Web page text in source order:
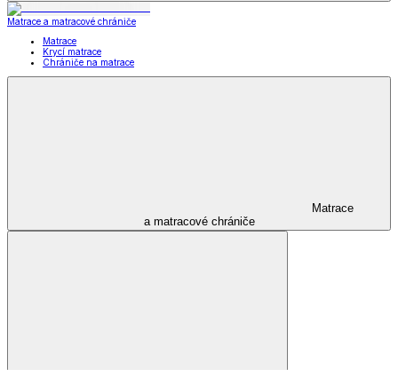
Matrace a matracové chrániče
Matrace
Krycí matrace
Chrániče na matrace
Matrace
a matracové chrániče